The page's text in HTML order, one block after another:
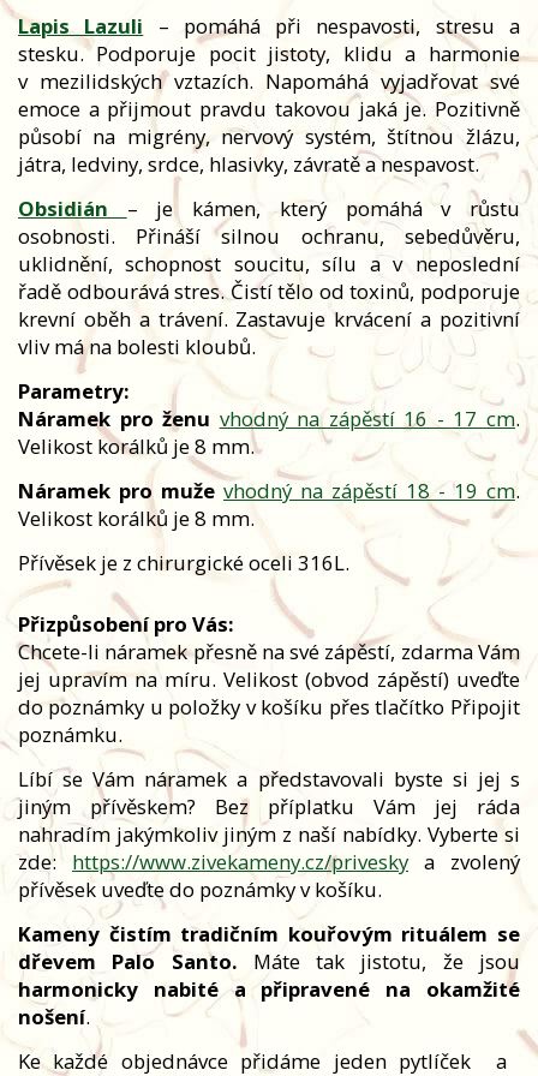
Lapis Lazuli – pomáhá při nespavosti, stresu a
stesku. Podporuje pocit jistoty, klidu a harmonie
v mezilidských vztazích. Napomáhá vyjadřovat své
emoce a přijmout pravdu takovou jaká je. Pozitivně
působí na migrény, nervový systém, štítnou žlázu,
játra, ledviny, srdce, hlasivky, závratě a nespavost.
Obsidián – je kámen, který pomáhá v růstu
osobnosti. Přináší silnou ochranu, sebedůvěru,
uklidnění, schopnost soucitu, sílu a v neposlední
řadě odbourává stres. Čistí tělo od toxinů, podporuje
krevní oběh a trávení. Zastavuje krvácení a pozitivní
vliv má na bolesti kloubů.
Parametry:
Náramek pro ženu vhodný na zápěstí 16 - 17 cm.
Velikost korálků je 8 mm.
Náramek pro muže vhodný na zápěstí 18 - 19 cm.
Velikost korálků je 8 mm.
Přívěsek je z chirurgické oceli 316L.
Přizpůsobení pro Vás:
Chcete-li náramek přesně na své zápěstí, zdarma Vám
jej upravím na míru. Velikost (obvod zápěstí) uveďte
do poznámky u položky v košíku přes tlačítko Připojit
poznámku.
Líbí se Vám náramek a představovali byste si jej s
jiným přívěskem? Bez příplatku Vám jej ráda
nahradím jakýmkoliv jiným z naší nabídky. Vyberte si
zde: https://www.zivekameny.cz/priveskya zvolený
přívěsek uveďte do poznámky v košíku.
Kameny čistím tradičním kouřovým rituálem se
dřevem Palo Santo. Máte tak jistotu, že jsou
harmonicky nabité a připravené na okamžité
nošení.
Ke každé objednávce přidáme jeden pytlíček
a